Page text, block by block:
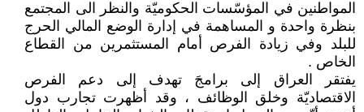
المواطنين في المؤسّسات الحكوميّة والنظر الى المجتمع
بنظرة واحدة و المساهمة في إدارة الوضع المالي الحرج
للبلد وفي زيادة الفرص أمام المستثمرين من القطاع
الخاص .
يفتقر العراق إلى برامجَ تهدف إلى دعم الفرص
الاقتصاديّة وخلق الوظائف ، وقد أظهرت تجارب دول